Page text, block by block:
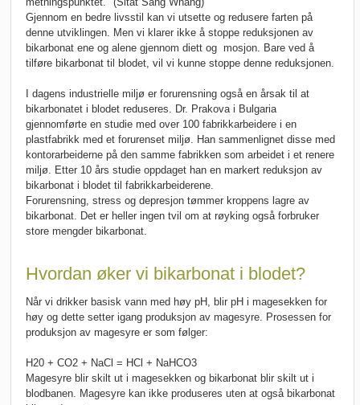
Gjennom en bedre livsstil kan vi utsette og redusere farten på
denne utviklingen. Men vi klarer ikke å stoppe reduksjonen av
bikarbonat ene og alene gjennom diett og mosjon. Bare ved å
tilføre bikarbonat til blodet, vil vi kunne stoppe denne reduksjonen.
I dagens industrielle miljø er forurensning også en årsak til at
bikarbonatet i blodet reduseres. Dr. Prakova i Bulgaria
gjennomførte en studie med over 100 fabrikkarbeidere i en
plastfabrikk med et forurenset miljø. Han sammenlignet disse med
kontorarbeiderne på den samme fabrikken som arbeidet i et renere
miljø. Etter 10 års studie oppdaget han en markert reduksjon av
bikarbonat i blodet til fabrikkarbeiderene.
Forurensning, stress og depresjon tømmer kroppens lagre av
bikarbonat. Det er heller ingen tvil om at røyking også forbruker
store mengder bikarbonat.
Hvordan øker vi bikarbonat i blodet?
Når vi drikker basisk vann med høy pH, blir pH i magesekken for
høy og dette setter igang produksjon av magesyre. Prosessen for
produksjon av magesyre er som følger:
H20 + CO2 + NaCl = HCl + NaHCO3
Magesyre blir skilt ut i magesekken og bikarbonat blir skilt ut i
blodbanen. Magesyre kan ikke produseres uten at også bikarbonat